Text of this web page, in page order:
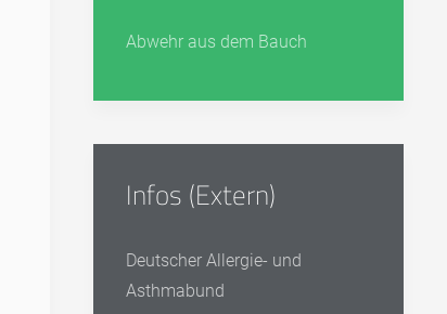
Abwehr aus dem Bauch
Infos (Extern)
Deutscher Allergie- und
Asthmabund